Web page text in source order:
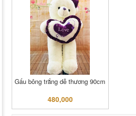
Gấu bông trắng dễ thương 90cm
480,000